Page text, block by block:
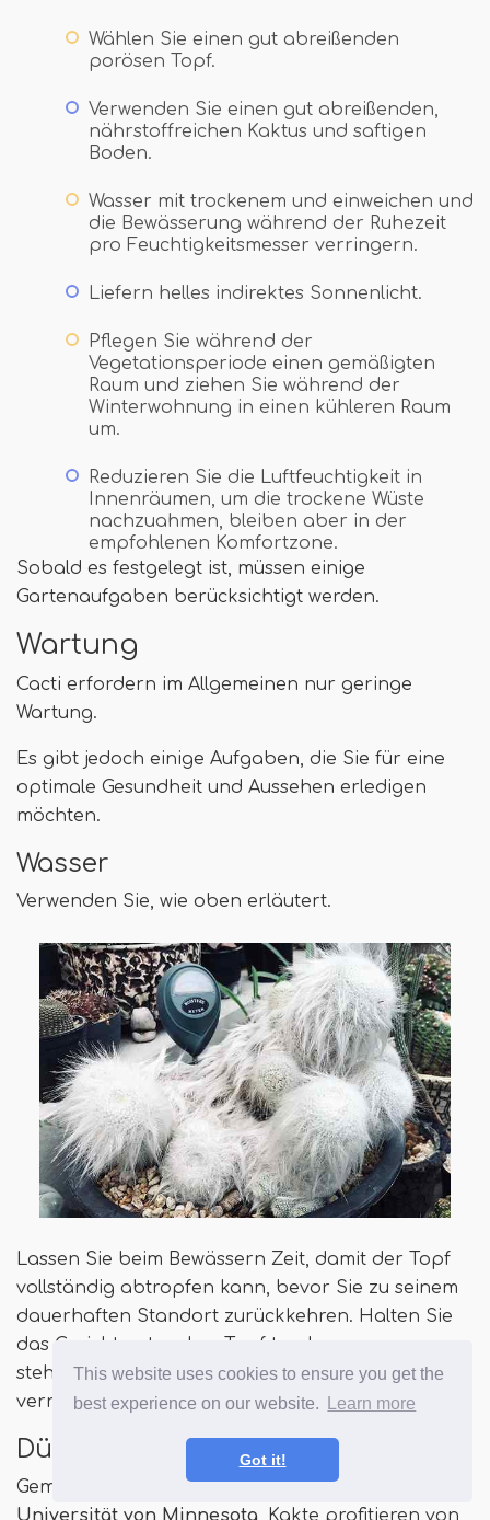
This website uses cookies to ensure you get the
best experience on our website.
Learn more
Got it!
Wählen Sie einen gut abreißenden
porösen Topf.
Verwenden Sie einen gut abreißenden,
nährstoffreichen Kaktus und saftigen
Boden.
Wasser mit trockenem und einweichen und
die Bewässerung während der Ruhezeit
pro Feuchtigkeitsmesser verringern.
Liefern helles indirektes Sonnenlicht.
Pflegen Sie während der
Vegetationsperiode einen gemäßigten
Raum und ziehen Sie während der
Winterwohnung in einen kühleren Raum
um.
Reduzieren Sie die Luftfeuchtigkeit in
Innenräumen, um die trockene Wüste
nachzuahmen, bleiben aber in der
empfohlenen Komfortzone.
Sobald es festgelegt ist, müssen einige
Gartenaufgaben berücksichtigt werden.
Wartung
Cacti erfordern im Allgemeinen nur geringe
Wartung.
Es gibt jedoch einige Aufgaben, die Sie für eine
optimale Gesundheit und Aussehen erledigen
möchten.
Wasser
Verwenden Sie, wie oben erläutert.
Lassen Sie beim Bewässern Zeit, damit der Topf
vollständig abtropfen kann, bevor Sie zu seinem
dauerhaften Standort zurückkehren. Halten Sie
das Gericht unter dem Topf trocken, um
stehendes Wasser zu vermeiden, das zu
verrotteten kann.
Düngen
Gemäß den Experten derErweiterung der
Universität von Minnesota , Kakte profitieren von